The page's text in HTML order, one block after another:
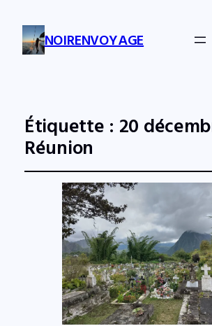
NOIRENVOYAGE
Étiquette : 20
Réunion